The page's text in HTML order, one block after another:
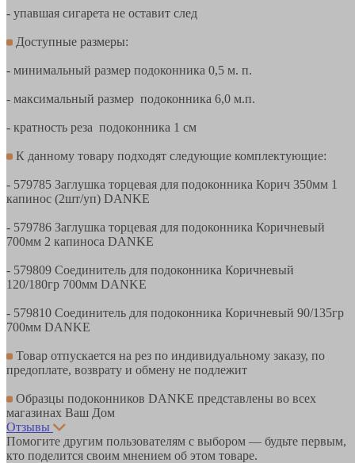
- упавшая сигарета не оставит след
Доступные размеры:
- минимальный размер подоконника 0,5 м. п.
- максимальный размер подоконника 6,0 м.п.
- кратность реза подоконника 1 см
К данному товару подходят следующие комплектующие:
- 579785 Заглушка торцевая для подоконника Корич 350мм 1
капинос (2шт/уп) DANKE
- 579786 Заглушка торцевая для подоконника Коричневый
700мм 2 капиноса DANKE
- 579809 Соединитель для подоконника Коричневый
120/180гр 700мм DANKE
- 579810 Соединитель для подоконника Коричневый 90/135гр
700мм DANKE
Товар отпускается на рез по индивидуальному заказу, по
предоплате, возврату и обмену не подлежит
Образцы подоконников DANKE представлены во всех
магазинах Ваш Дом
Отзывы
Помогите другим пользователям с выбором — будьте первым,
кто поделится своим мнением об этом товаре.